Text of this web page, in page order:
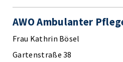
AWO Ambulanter
Frau Kathrin Bösel
Gartenstraße 38